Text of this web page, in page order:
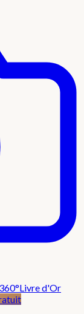
Livre d'Or